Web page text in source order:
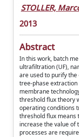
STOLLER,
2013
Abstract
In this work, batch
ultrafiltration (UF),
are used to purify
tree-phase
membrane
threshold flux theory
operating conditions
threshold flux means
increase the value
processes are